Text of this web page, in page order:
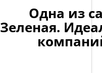
Одна из
Зеленая.